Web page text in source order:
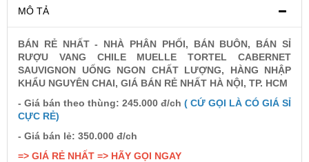
RƯỢU VANG NAM PHI
Rượu Vang BỒ ĐÀO NHA
RƯỢU VANG ROMANIA GIÁ CỰC RẺ
MÔ TẢ
BÁN RẺ NHẤT - NHÀ PHÂN PHỐI, BÁN BUÔN, BÁN SỈ
RƯỢU VANG CHILE MUELLE TORTEL CABERNET
SAUVIGNON UỐNG NGON CHẤT LƯỢNG, HÀNG NHẬP
KHẨU NGUYÊN CHAI, GIÁ BÁN RẺ NHẤT HÀ NỘI, TP. HCM
- Giá bán theo thùng: 245.000 đ/ch ( CỨ GỌI LÀ CÓ GIÁ SỈ
CỰC RẺ)
- Giá bán lẻ: 350.000 đ/ch
=> GIÁ RẺ NHẤT => HÃY GỌI NGAY